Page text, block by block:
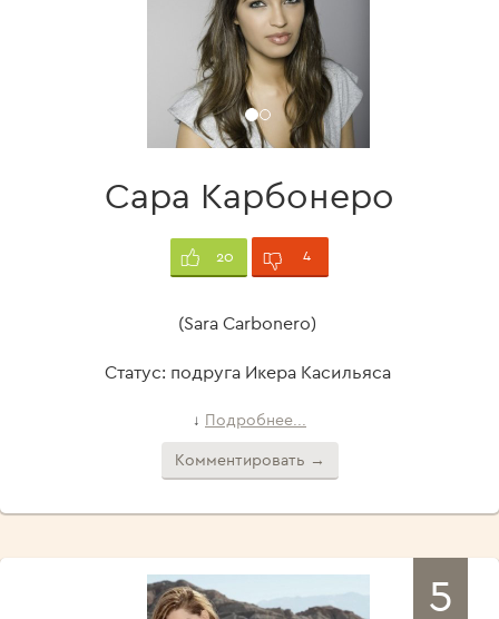
Сара Карбонеро
20 4
(Sara Carbonero)
Статус: подруга Икера Касильяса
↓ Подробнее...
Комментировать →
5